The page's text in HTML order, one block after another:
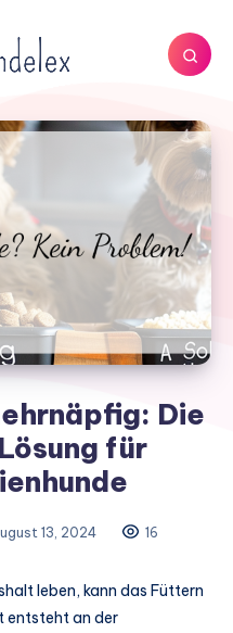
Die
für
13, 2024 16
leben, kann das Füttern
entsteht an der